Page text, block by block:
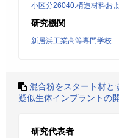
小区分26040:構造材料お
研究機関
新居浜工業高等専門学校
混合粉をスタート材と
疑似生体インプラントの
研究代表者